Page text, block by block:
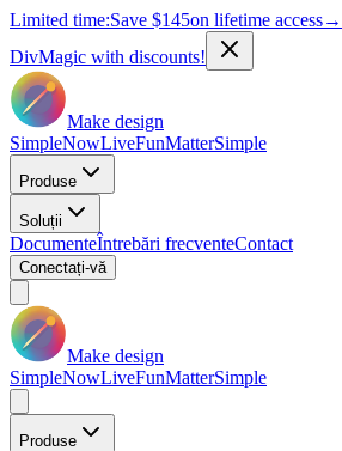
Limited time:Save $145on lifetime access→
DivMagic with discounts!
Make design
SimpleNowLiveFunMatterSimple
Produse
Soluții
DocumenteÎntrebări frecventeContact
Conectați-vă
Make design
SimpleNowLiveFunMatterSimple
Produse